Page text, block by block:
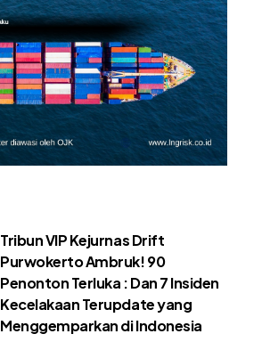
Tribun VIP Kejurnas Drift
Purwokerto Ambruk! 90
Penonton Terluka : Dan 7 Insiden
Kecelakaan Terupdate yang
Menggemparkan di Indonesia